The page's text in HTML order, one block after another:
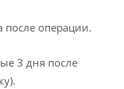
после операции.
3 дня после